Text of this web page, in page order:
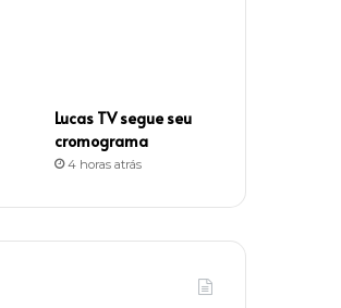
Lucas TV segue seu
cromograma
4 horas atrás